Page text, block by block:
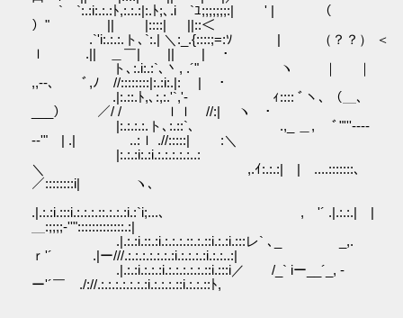
` `:.:i:.:.:ﾄ,:.:.:|:.ﾄ;､.i `ﾕ;;;;;;;:| ' | （
）" || |::::| ||::＜
.`'i:.:.:.ト､`:.| ＼:_.{::::;=:ｿ | （？？） ＜
ｌ .|| ＿￣| || | ･
ト､:.i:.:`､丶, .´" ヽ ｜ ｜
,,-‐､ ﾞ,ﾉ //::::::::|:.:i:.|: | ･
.|:.::.ﾄ,､:,:.'`,'- ｨ:::: ﾞヽ､ （＿､
___） ／/ / ￣ ｌｌ //:| ヽ ･
|:.:.:.:.ト､:.::`､ .,_ ＿, ﾞ"'''‐---
-‐'" | .| ..:ｌ .//:::::| :＼
|:.:.:i:.:i.:.:.:.:.:..:
＼ ,.ｲ:.:.:| | ....:::::::､
／::::::::i| ヽ､
.|.:.:i.:::i.:.:.:.::.:.:.:i.:`i;...､ , '´ .|.:.:.| |
＿:;;;;-''":::::::::::::.:|
.|.:.:i.::.:i.:.:.:.::.:.::i.:.:i.:::レ` ､_ _,.
ｒ'´ .|ー///.:.:.:.:.:.:.:i.:.:.:.:i.:.:..:|
.|.:.:i.:.:.:i.:.:.:.:.:.::i.:::i／ /_` iー__´_, -
ー'´￣ ./://.:.:.:.:.:.:.:i.:.:.:.::i.:.:.::ﾄ,